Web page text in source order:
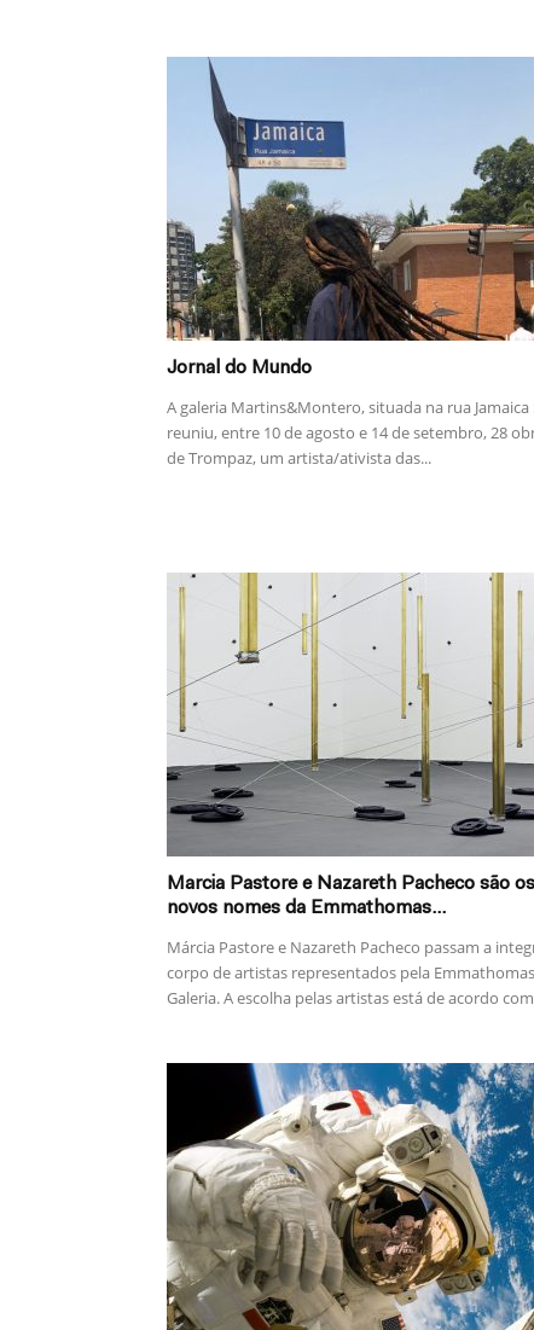
Jornal do Mundo
A galeria Martins&Montero, situada na rua Jamaica
reuniu, entre 10 de agosto e 14 de setembro, 28
de Trompaz, um artista/ativista das...
Marcia Pastore e Nazareth Pacheco são os
novos nomes da Emmathomas...
Márcia Pastore e Nazareth Pacheco passam a
corpo de artistas representados pela Emmathomas
Galeria. A escolha pelas artistas está de acordo